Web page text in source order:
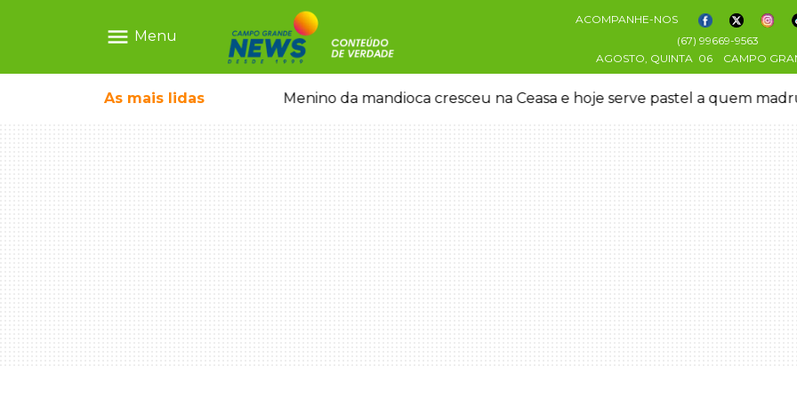
menu Menu
ACOMPANHE-NOS
(67) 99669-9563
AGOSTO, QUINTA 06 CAMPO
As mais lidas
crianças brasileiras Menino da mandioca cresceu na Ceasa e hoje serve pastel a quem